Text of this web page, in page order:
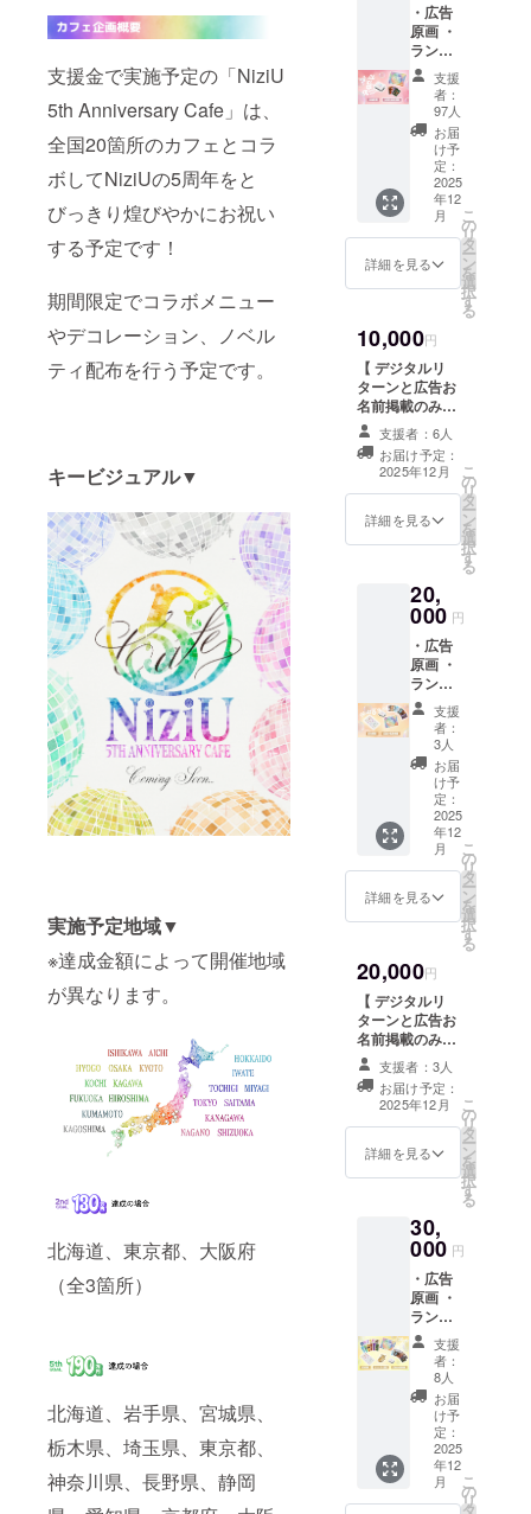
支援金で実施予定の「NiziU
5th Anniversary Cafe」は、
全国20箇所のカフェとコラ
ボしてNiziUの5周年をと
びっきり煌びやかにお祝い
する予定です！
期間限定でコラボメニュー
やデコレーション、ノベル
ティ配布を行う予定です。
キービジュアル▼
実施予定地域▼
※達成金額によって開催地域
が異なります。
北海道、東京都、大阪府
（全3箇所）
北海道、岩手県、宮城県、
栃木県、埼玉県、東京都、
神奈川県、長野県、静岡
・広告
原画 ・
ランダ
ムス
テッ
カー×4
・カレ
ンダー
・広告
お名前
掲載 ・
マグ
ネット
クリッ
プ ※広
前を備
入力し
てくだ
さい。
※お名前
の掲載
が必要
手数で
すがそ
くださ
い。
支援
者：
97人
お届
け予
定：
2025
年12
月
詳細を見る
こ
の
リ
タ
ー
ン
を
選
択
す
る
10,000円
【 デジタルリ
ターンと広告お
名前掲載のみ・
個人情報共有な
し 】支援者：6人
お届け予定：
2025年12月
詳細を見る
こ
の
リ
タ
ー
ン
を
選
択
す
る
20,
000 円
・広告
原画 ・
ランダ
ムス
テッ
カー×8
・カレ
ンダー
・広告
お名前
掲載 ・
マグ
ネット
クリッ
プ ・ク
※広告に
名前を
備考欄
に入力
してく
ださ
い。 ※
が必要
ない場
すがそ
の旨を
ご記入
くださ
い。
支援
者：
3人
お届
け予
定：
2025
年12
月
詳細を見る
こ
の
リ
タ
ー
ン
を
選
択
す
る
20,000円
【 デジタルリ
ターンと広告お
名前掲載のみ・
個人情報共有な
し 】支援者：3人
お届け予定：
2025年12月
詳細を見る
こ
の
リ
タ
ー
ン
を
選
択
す
る
30,
000 円
・広告
原画 ・
ランダ
ムス
テッ
カー×8
・カレ
ンダー
・広告
お名前
掲載 ・
マグ
ネット
支援
者：
8人
お届
け予
定：
2025
年12
月
こ
の
リ